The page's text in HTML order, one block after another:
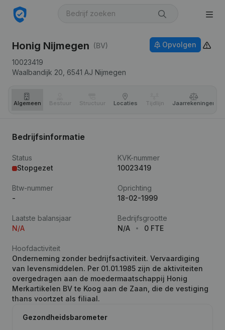
Honig Nijmegen (BV)
10023419
Waalbandijk 20, 6541 AJ Nijmegen
Opvolgen
Algemeen Bestuur Structuur Locaties Tijdlijn Jaar­rekeningen
Bedrijfsinformatie
Status
Stopgezet
KVK-nummer
10023419
Btw-nummer
-
Oprichting
18-02-1999
Laatste balansjaar
N/A
Bedrijfsgrootte
N/A
0 FTE
Hoofdactiviteit
Onderneming zonder bedrijfsactiviteit. Vervaardiging
van levensmiddelen. Per 01.01.1985 zijn de aktiviteiten
overgedragen aan de moedermaatschappij Honig
Merkartikelen BV te Koog aan de Zaan, die de vestiging
thans voortzet als filiaal.
Gezondheidsbarometer